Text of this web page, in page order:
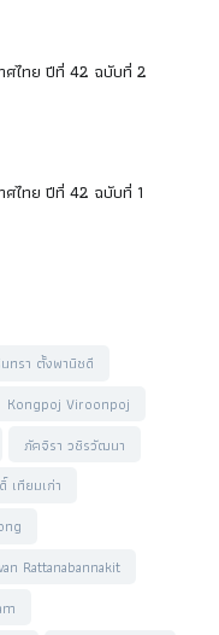
ศไทย ปีที่ 42 ฉบับที่ 2
ศไทย ปีที่ 42 ฉบับที่ 1
ทรา ตั้งพานิชดี
Kongpoj Viroonpoj
ภัคจิรา วชิรวัฒนา
เทียมเก่า
Rattanabannakit